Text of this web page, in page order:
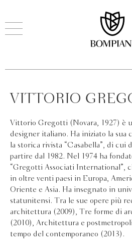
VITTORIO
Vittorio Gregotti (Novara, 1927) è
designer italiano. Ha iniziato la sua
la storica rivista “Casabella”, di cui
partire dal 1982. Nel 1974 ha
“Gregotti Associati International”,
in oltre venti paesi in Europa,
Oriente e Asia. Ha insegnato in
statunitensi. Tra le sue opere più
architettura (2009), Tre forme di
(2010), Architettura e
tempo del contemporaneo (2013).